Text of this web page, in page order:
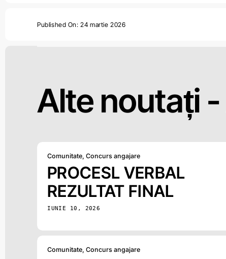
Published On: 24 martie 2026
Alte noutați -
Comunitate ,Concurs angajare
PROCESL VERBAL
REZULTAT FINAL
IUNIE 10, 2026
Comunitate ,Concurs angajare